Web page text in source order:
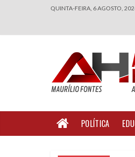
QUINTA-FEIRA, 6 AGOSTO,
POLÍTICA